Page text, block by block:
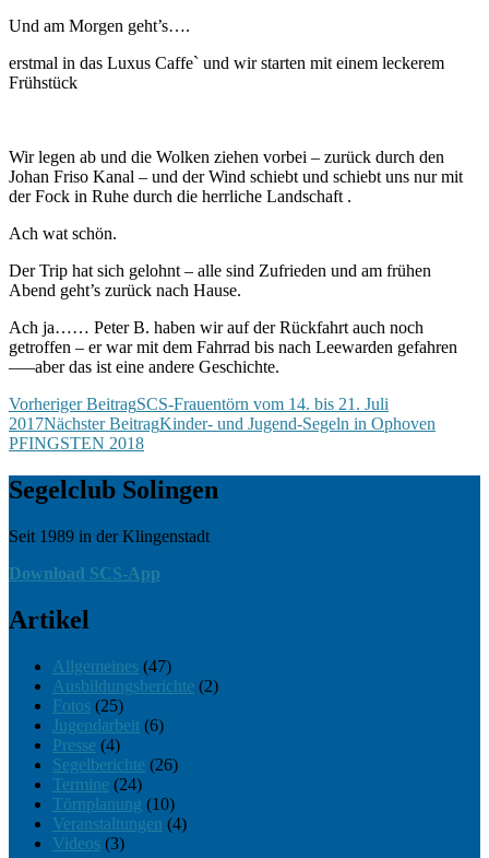
Und am Morgen geht’s….
erstmal in das Luxus Caffe` und wir starten mit einem leckerem
Frühstück
Wir legen ab und die Wolken ziehen vorbei – zurück durch den
Johan Friso Kanal – und der Wind schiebt und schiebt uns nur mit
der Fock in Ruhe durch die herrliche Landschaft .
Ach wat schön.
Der Trip hat sich gelohnt – alle sind Zufrieden und am frühen
Abend geht’s zurück nach Hause.
Ach ja…… Peter B. haben wir auf der Rückfahrt auch noch
getroffen – er war mit dem Fahrrad bis nach Leewarden gefahren
—–aber das ist eine andere Geschichte.
Beitragsnavigation
Vorheriger BeitragSCS-Frauentörn vom 14. bis 21. Juli
2017Nächster BeitragKinder- und Jugend-Segeln in Ophoven
PFINGSTEN 2018
Seit 1989 in der Klingenstadt
Segelclub Solingen
Seit 1989 in der Klingenstadt
Download SCS-App
Artikel
Allgemeines (47)
Ausbildungsberichte (2)
Fotos (25)
Jugendarbeit (6)
Presse (4)
Segelberichte (26)
Termine (24)
Törnplanung (10)
Veranstaltungen (4)
Videos (3)